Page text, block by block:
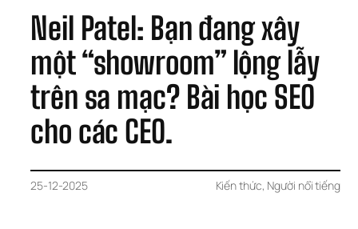
Neil Patel: Bạn đang xây
một “showroom” lộng lẫy
trên sa mạc? Bài học SEO
cho các CEO.
25-12-2025 Kiến thức, Người nổi tiếng